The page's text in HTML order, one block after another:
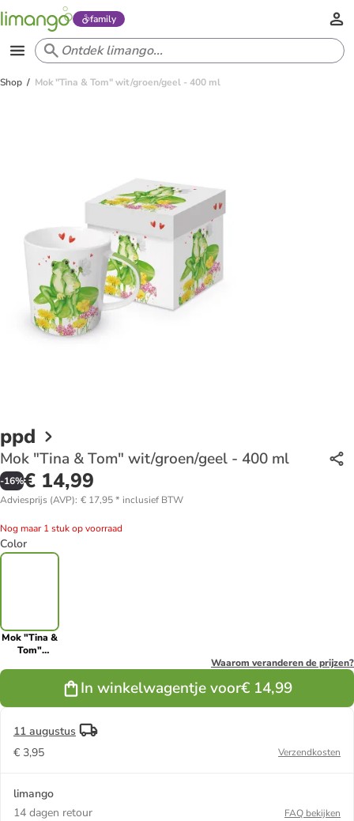
family
Shop Mok "Tina & Tom" wit/groen/geel - 400 ml
ppd
Mok "Tina & Tom" wit/groen/geel - 400 ml
-16%€ 14,99
Adviesprijs (AVP): € 17,95* inclusief BTW
Nog maar 1 stuk op voorraad
Color
Mok "Tina &
Tom"
Waarom veranderen de prijzen?
In winkelwagentje voor€ 14,99
11 augustus
€ 3,95
Verzendkosten
limango
14 dagen retour
FAQ bekijken